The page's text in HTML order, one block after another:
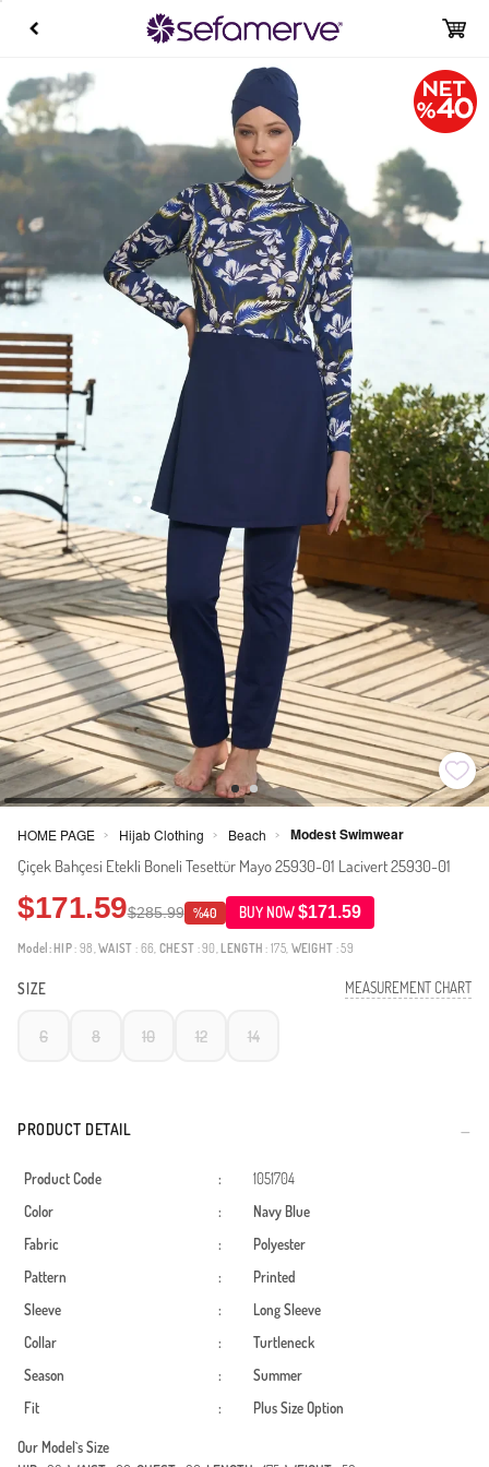
HOME PAGE > Hijab Clothing > Beach > Modest Swimwear
Çiçek Bahçesi Etekli Boneli Tesettür Mayo 25930-01 Lacivert 25930-01
$171.59$285.99 %40 BUY NOW$171.59
Model: HIP: 98,WAIST : 66, CHEST : 90, LENGTH : 175, WEIGHT : 59
SIZE MEASUREMENT CHART
6 8 10 12 14
PRODUCT DETAIL
Product Code :
1051704
Color
:
Navy Blue
Fabric
:
Polyester
Pattern
:
Printed
Sleeve
:
Long Sleeve
Collar
:
Turtleneck
Season
:
Summer
Fit
: Plus Size Option
Our Model`s Size